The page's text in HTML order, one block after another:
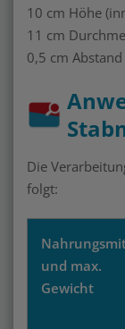
10 cm Höhe
11 cm
0,5 cm
Die
folgt:
und max.
Gewicht